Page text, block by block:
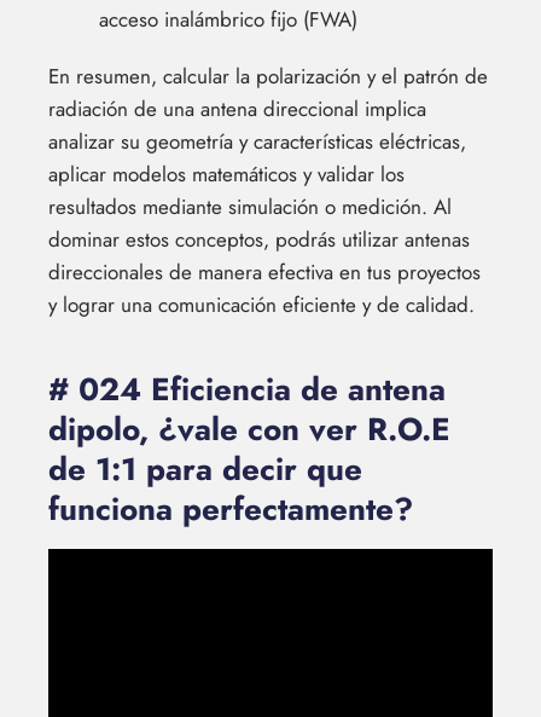
acceso inalámbrico fijo (FWA)
En resumen, calcular la polarización y el patrón de
radiación de una antena direccional implica
analizar su geometría y características eléctricas,
aplicar modelos matemáticos y validar los
resultados mediante simulación o medición. Al
dominar estos conceptos, podrás utilizar antenas
direccionales de manera efectiva en tus proyectos
y lograr una comunicación eficiente y de calidad.
# 024 Eficiencia de antena
dipolo, ¿vale con ver R.O.E
de 1:1 para decir que
funciona perfectamente?